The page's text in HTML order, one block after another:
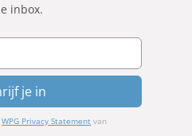
inbox.
je in
WPG Privacy Statement van